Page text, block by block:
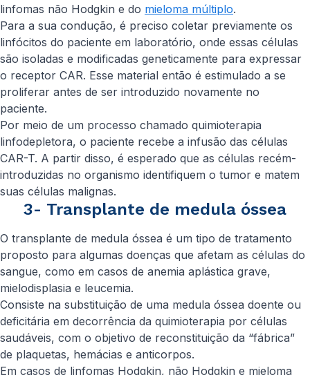
linfomas não Hodgkin e do mieloma múltiplo.
Para a sua condução, é preciso coletar previamente os
linfócitos do paciente em laboratório, onde essas células
são isoladas e modificadas geneticamente para expressar
o receptor CAR. Esse material então é estimulado a se
proliferar antes de ser introduzido novamente no
paciente.
Por meio de um processo chamado quimioterapia
linfodepletora, o paciente recebe a infusão das células
CAR-T. A partir disso, é esperado que as células recém-
introduzidas no organismo identifiquem o tumor e matem
suas células malignas.
3- Transplante de medula óssea
O transplante de medula óssea é um tipo de tratamento
proposto para algumas doenças que afetam as células do
sangue, como em casos de anemia aplástica grave,
mielodisplasia e leucemia.
Consiste na substituição de uma medula óssea doente ou
deficitária em decorrência da quimioterapia por células
saudáveis, com o objetivo de reconstituição da “fábrica”
de plaquetas, hemácias e anticorpos.
Em casos de linfomas Hodgkin, não Hodgkin e mieloma